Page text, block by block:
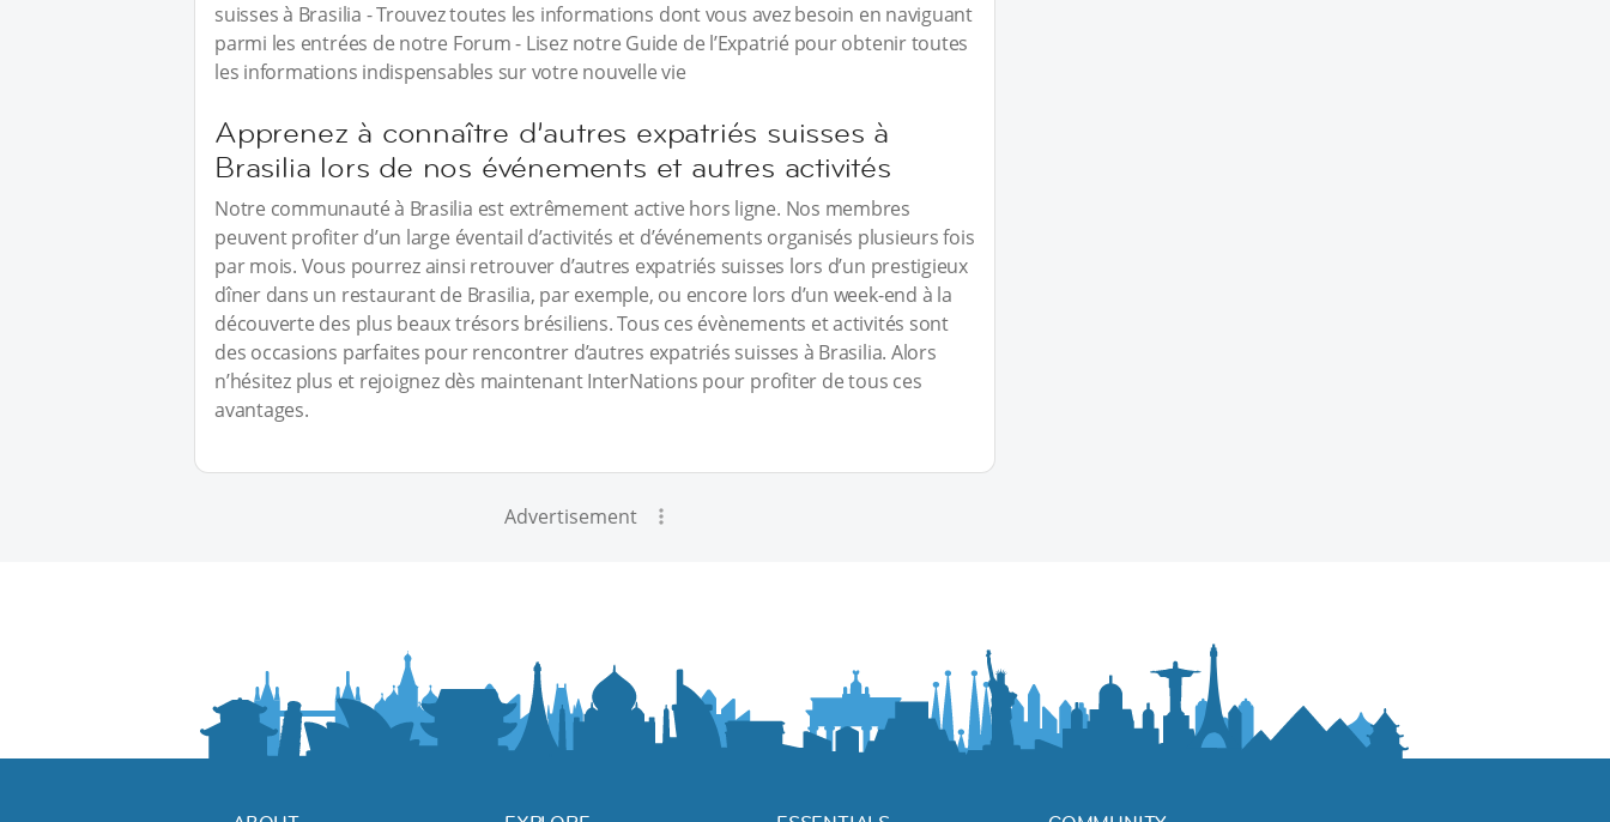
suisses à Brasilia - Trouvez toutes les informations dont vous avez besoin en naviguant
parmi les entrées de notre Forum - Lisez notre Guide de l’Expatrié pour obtenir toutes
les informations indispensables sur votre nouvelle vie
Apprenez à connaître d’autres expatriés suisses à
Brasilia lors de nos événements et autres activités
Notre communauté à Brasilia est extrêmement active hors ligne. Nos membres
peuvent profiter d’un large éventail d’activités et d’événements organisés plusieurs fois
par mois. Vous pourrez ainsi retrouver d’autres expatriés suisses lors d’un prestigieux
dîner dans un restaurant de Brasilia, par exemple, ou encore lors d’un week-end à la
découverte des plus beaux trésors brésiliens. Tous ces évènements et activités sont
des occasions parfaites pour rencontrer d’autres expatriés suisses à Brasilia. Alors
n’hésitez plus et rejoignez dès maintenant InterNations pour profiter de tous ces
avantages.
Advertisement